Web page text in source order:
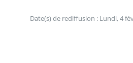
Date(s) de rediffusion : Lundi, 4